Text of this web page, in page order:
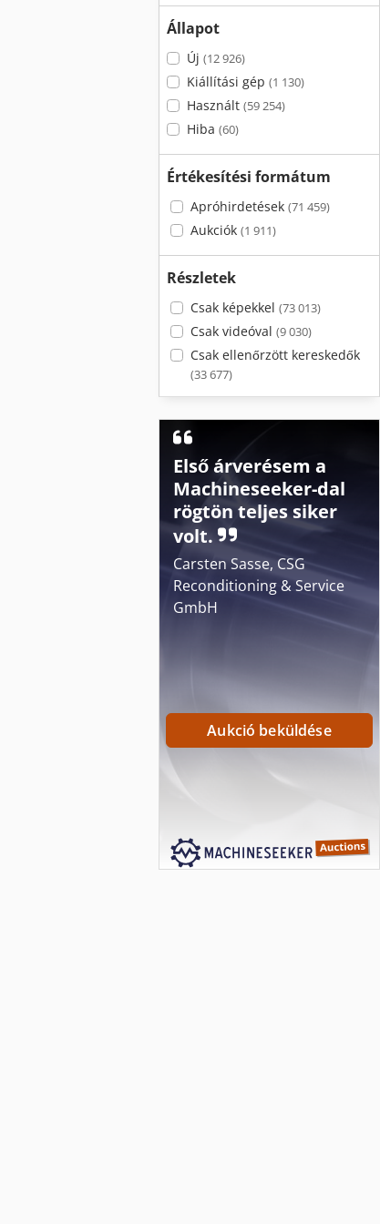
Állapot
Új (12 926)
Kiállítási gép (1 130)
Használt (59 254)
Hiba (60)
Értékesítési formátum
Apróhirdetések (71 459)
Aukciók (1 911)
Részletek
Csak képekkel (73 013)
Csak videóval (9 030)
Csak ellenőrzött kereskedők
(33 677)
Első árverésem a
Machineseeker-dal
rögtön teljes siker
volt.
Carsten Sasse, CSG
Reconditioning & Service
GmbH
Aukció beküldése